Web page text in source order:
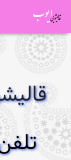
تلفن :